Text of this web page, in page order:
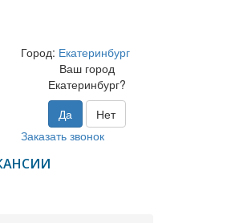
Город: Екатеринбург
Ваш город
Екатеринбург?
Да
Нет
Заказать звонок